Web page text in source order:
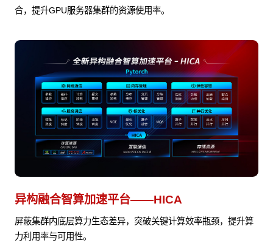
合，提升GPU服务器集群的资源使用率。
异构融合智算加速平台——HICA
屏蔽集群内底层算力生态差异，突破关键计算效率瓶颈，提升算
力利用率与可用性。